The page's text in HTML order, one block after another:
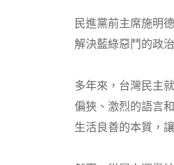
財務報告
民進黨前主席施明
解決藍綠惡鬥的政
多年來，台灣民主
偏狹、激烈的語言
生活良善的本質，